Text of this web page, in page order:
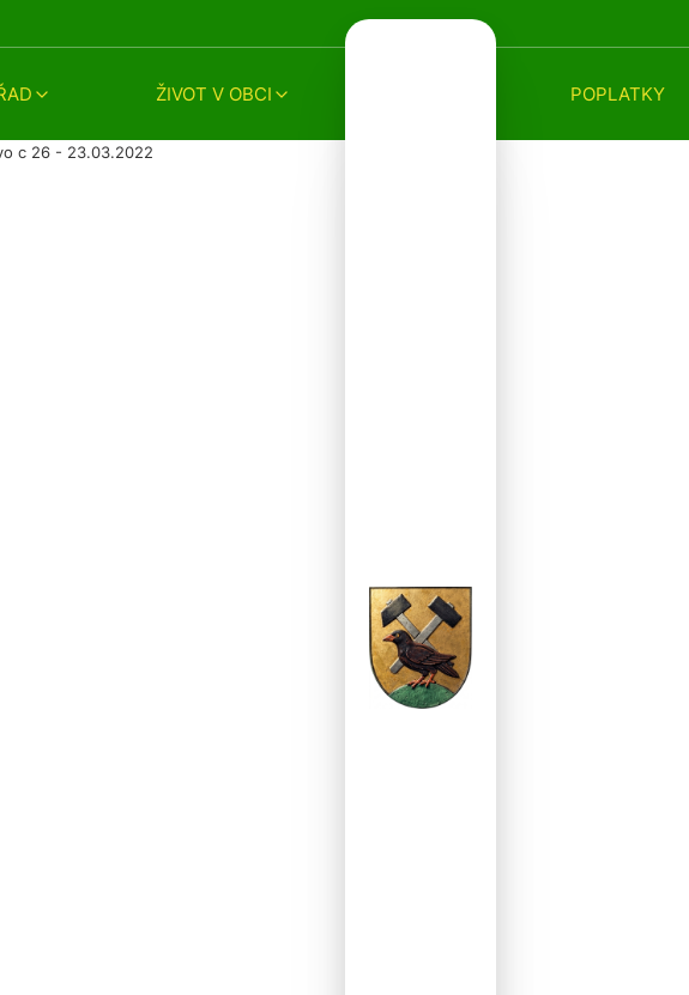
ŽIVOT V OBCI POPLATKY
c 26 - 23.03.2022